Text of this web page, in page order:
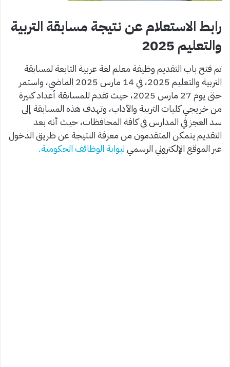
رابط الاستعلام عن نتيجة مسابقة التربية
والتعليم 2025
تم فتح باب التقديم وظيفة معلم لغة عربية التابعة لمسابقة
التربية والتعليم 2025، في 14 مارس 2025 الماضي، واستمر
حتى يوم 27 مارس 2025، حيث تقدم للمسابقة أعداد كبيرة
من خريجي كليات التربية والآداب، وتهدف هذه المسابقة إلى
سد العجز في المدارس في كافة المحافظات، حيث أنه بعد
التقديم يتمكن المتقدمون من معرفة النتيجة عن طريق الدخول
عبر الموقع الإلكتروني الرسميلبوابة الوظائف الحكومية.